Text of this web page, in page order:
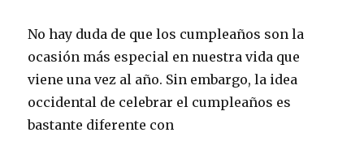
No hay duda de que los cumpleaños son la
ocasión más especial en nuestra vida que
viene una vez al año. Sin embargo, la idea
occidental de celebrar el cumpleaños es
bastante diferente con